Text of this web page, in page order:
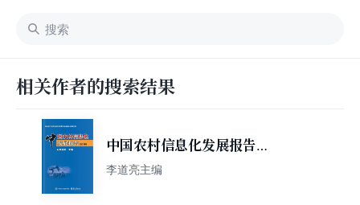
相关作者的搜索结果
中国农村信息化发展报告
（2018）
李道亮主编